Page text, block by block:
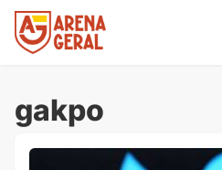
gakpo